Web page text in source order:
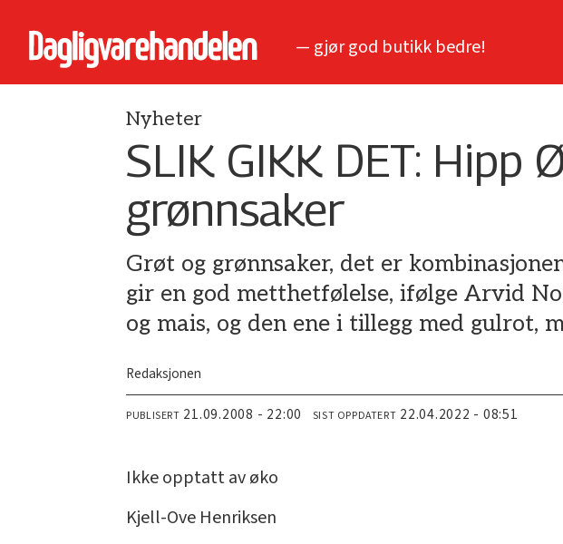
— gjør god butikk bedre!
Nyheter
SLIK GIKK DET: Hipp
grønnsaker
Grøt og grønnsaker, det er
gir en god metthetfølelse, ifølge Arvid
og mais, og den ene i tillegg med gulrot,
Redaksjonen
PUBLISERT 21.09.2008 - 22:00 SIST OPPDATERT 22.04.2022 - 08:51
Ikke opptatt av øko
Kjell-Ove Henriksen